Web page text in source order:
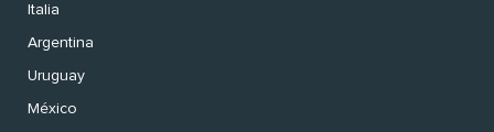
Italia
Argentina
Uruguay
México